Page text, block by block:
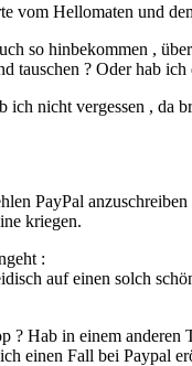
vom Hellomaten und
so hinbekommen ,
tauschen ? Oder hab
nicht vergessen , da
PayPal
kriegen.
:
auf einen solch
? Hab in einem
einen Fall bei Paypal